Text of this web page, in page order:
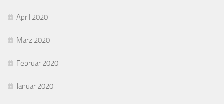
April 2020
März 2020
Februar 2020
Januar 2020